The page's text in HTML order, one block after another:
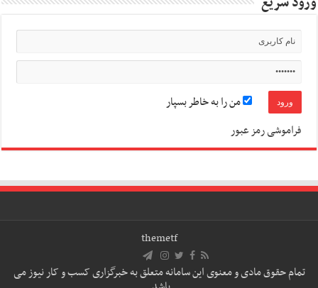
من را به خاطر بسپار
فراموشی رمز عبور
themetf
تمام حقوق مادی و معنوی این سامانه متعلق به خبرگزاری کسب و کار نیوز می